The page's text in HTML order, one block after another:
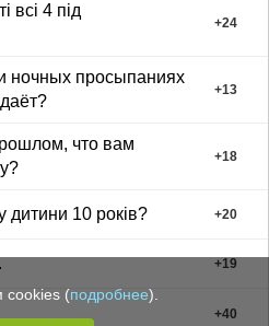
всі 4 під
+24
ночных просыпаниях
+13
что вам
+18
дитини 10 років? +20
+19
+40
cookies (подробнее).